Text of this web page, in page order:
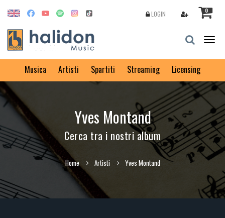
0
LOGIN
Musica Artisti Spartiti Streaming Licensing
Yves Montand
Cerca tra i nostri album
Home Artisti Yves Montand